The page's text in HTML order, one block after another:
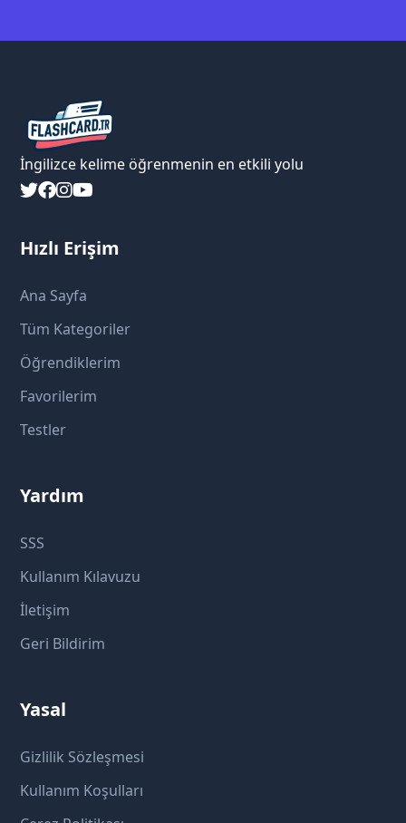
İngilizce kelime öğrenmenin en etkili yolu
Hızlı Erişim
Ana Sayfa
Tüm Kategoriler
Öğrendiklerim
Favorilerim
Testler
Yardım
SSS
Kullanım Kılavuzu
İletişim
Geri Bildirim
Yasal
Gizlilik Sözleşmesi
Kullanım Koşulları